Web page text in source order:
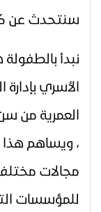
سنتحدث عن
نبدأ بالطفولة
الأسري بإدارة
العمرية من
، ويساهم
مجالات
للمؤسسات